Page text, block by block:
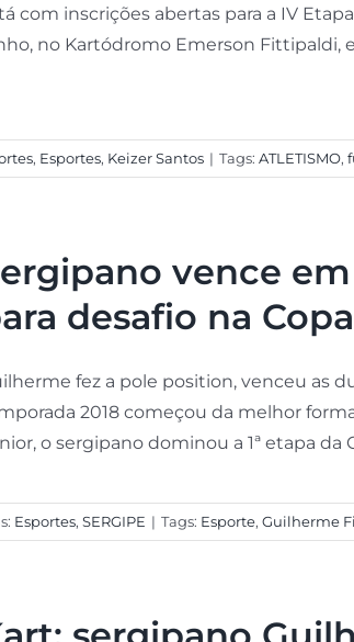
com inscrições abertas para a IV
no Kartódromo Emerson Fittipaldi,
, Esportes, Keizer Santos | Tags: ATLETISMO,
vence
desafio na
fez a pole position, venceu as
2018 começou da melhor
o sergipano dominou a 1ª etapa da
Esportes, SERGIPE | Tags: Esporte, Guilherme